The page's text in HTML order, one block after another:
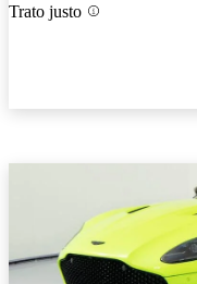
Trato justo